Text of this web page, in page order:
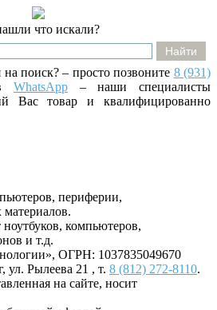
что искали?
поиск? – просто позвоните 8 (931)
WhatsApp – наши специалисты
Вас товар и квалифицированно
периферии,
компьютеров,
и т.д.
, ОГРН: 1037835049670
, ул. Рылеева 21 , т. 8 (812) 272-8110.
на сайте, носит